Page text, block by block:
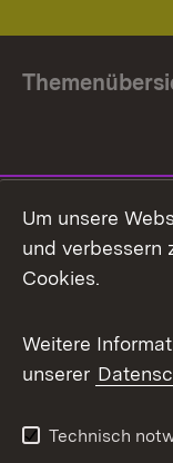
Facebook
X / Twitter
Youtube
Um unsere
und verbessern
Cookies.
Weitere
unserer
Technisch